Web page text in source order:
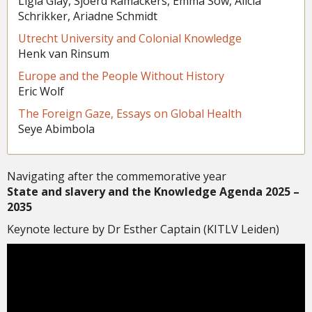
Schrikker, Ariadne Schmidt
Utrecht University and Colonial Knowledge
Henk van Rinsum
Europe and the People Without History
Eric Wolf
The Foreign Gaze, Essays on Global Health
Seye Abimbola
Navigating after the commemorative year
State and slavery and the Knowledge Agenda 2025 –
2035
Keynote lecture by Dr Esther Captain (KITLV Leiden)